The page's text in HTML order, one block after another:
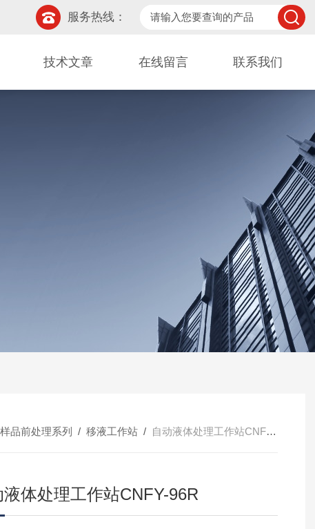
服务热线：
技术文章 在线留言 联系我们
样品前处理系列 / 移液工作站/ 自动液体处理工作站CNFY-96R
液体处理工作站CNFY-96R